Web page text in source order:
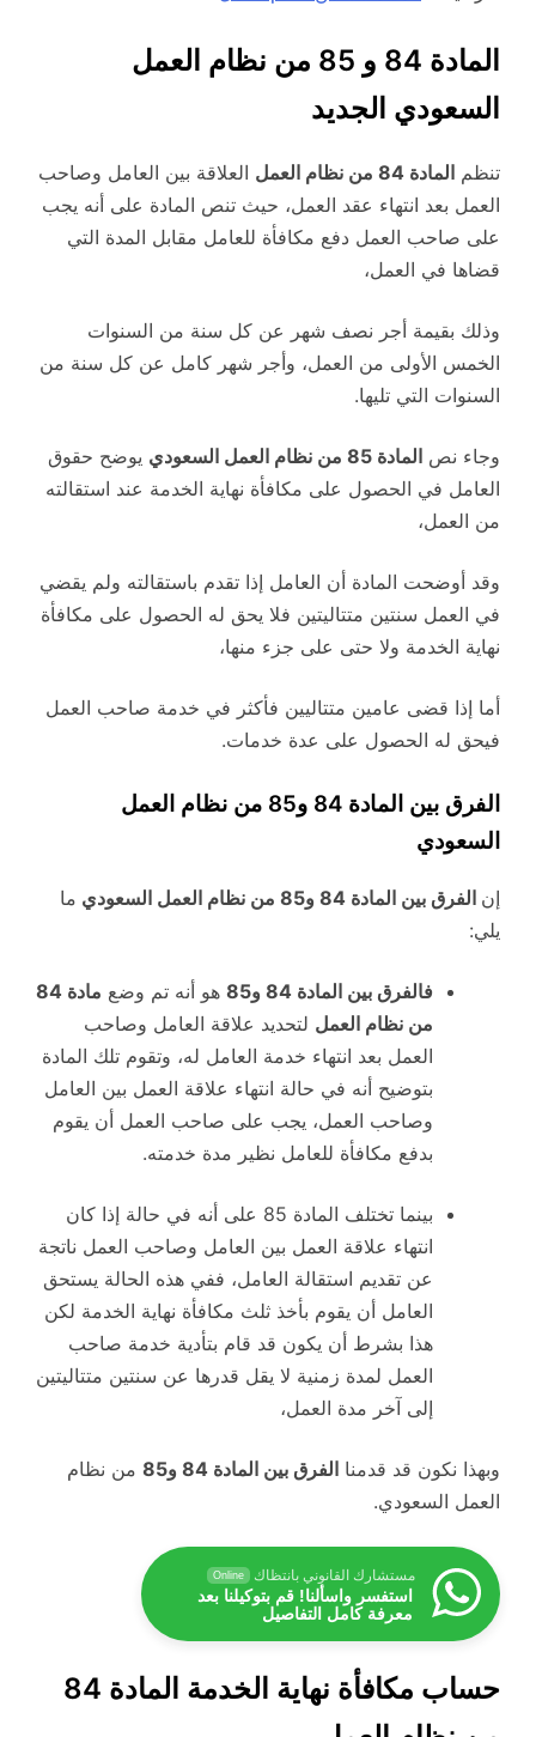
المادة 84 و 85 من نظام العمل
السعودي الجديد
تنظم المادة 84 من نظام العمل
العلاقة بين العامل وصاحب
العمل بعد انتهاء عقد العمل، حيث تنص المادة على أنه يجب
على صاحب العمل دفع مكافأة للعامل مقابل المدة التي
قضاها في العمل،
وذلك بقيمة أجر نصف شهر عن كل سنة من السنوات
الخمس الأولى من العمل، وأجر شهر كامل عن كل سنة من
السنوات التي تليها.
وجاء نص المادة 85 من نظام العمل السعودي
يوضح حقوق
العامل في الحصول على مكافأة نهاية الخدمة عند استقالته
من العمل،
وقد أوضحت المادة أن العامل إذا تقدم باستقالته ولم يقضي
في العمل سنتين متتاليتين فلا يحق له الحصول على مكافأة
نهاية الخدمة ولا حتى على جزء منها،
أما إذا قضى عامين متتاليين فأكثر في خدمة صاحب العمل
فيحق له الحصول على عدة خدمات.
الفرق بين المادة 84 و85 من نظام العمل
السعودي
إن الفرق بين المادة 84 و85 من نظام العمل السعودي
ما
يلي:
فالفرق بين المادة 84 و85 هو أنه تم وضع
مادة 84
من نظام العمل لتحديد علاقة العامل وصاحب
العمل بعد انتهاء خدمة العامل له، وتقوم تلك المادة
بتوضيح أنه في حالة انتهاء علاقة العمل بين العامل
وصاحب العمل، يجب على صاحب العمل أن يقوم
بدفع مكافأة للعامل نظير مدة خدمته.
بينما تختلف المادة 85 على أنه في حالة إذا كان
انتهاء علاقة العمل بين العامل وصاحب العمل ناتجة
عن تقديم استقالة العامل، ففي هذه الحالة يستحق
العامل أن يقوم بأخذ ثلث مكافأة نهاية الخدمة لكن
هذا بشرط أن يكون قد قام بتأدية خدمة صاحب
العمل لمدة زمنية لا يقل قدرها عن سنتين متتاليتين
إلى آخر مدة العمل،
وبهذا نكون قد قدمنا الفرق بين المادة 84 و85
من نظام
العمل السعودي.
مستشارك القانوني بانتظاك Online
استفسر واسألنا! قم بتوكيلنا بعد
معرفة كامل التفاصيل
حساب مكافأة نهاية الخدمة المادة 84